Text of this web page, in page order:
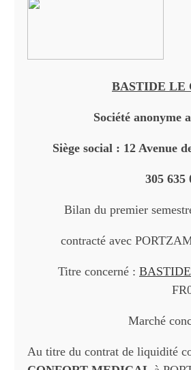
BASTIDE LE
Société anonyme
Siège social : 12 Avenue
305 635
Bilan du premier
contracté avec
Titre concerné :
Marché
Au titre du contrat de liquidité